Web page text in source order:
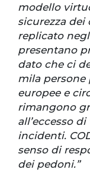
modello
sicurezza
replicato
presentano
dato che ci
mila persone
europee e
rimangono
all’eccesso
incidenti.
senso di
dei pedoni.”